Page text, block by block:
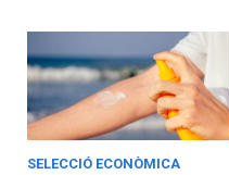
SELECCIÓ ECONÒMICA